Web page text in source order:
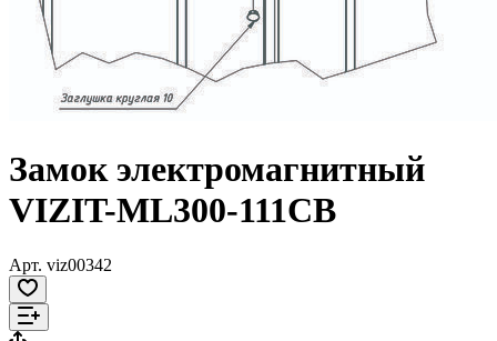
Замок электромагнитный
VIZIT-ML300-111CB
Арт. viz00342